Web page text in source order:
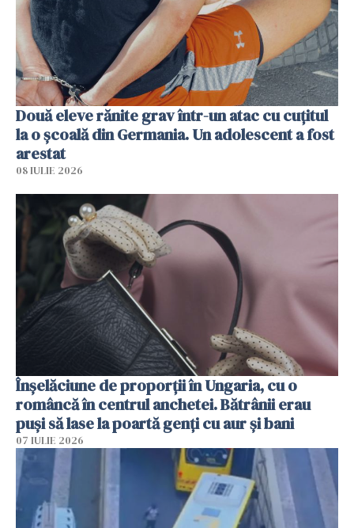
Două eleve rănite grav într-un atac cu cuțitul
la o școală din Germania. Un adolescent a fost
arestat
08 IULIE 2026
Înșelăciune de proporții în Ungaria, cu o
româncă în centrul anchetei. Bătrânii erau
puși să lase la poartă genți cu aur și bani
07 IULIE 2026